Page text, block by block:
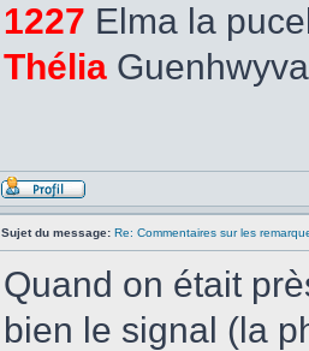
1227 Elma la
Thélia
Sujet du message: Re: Commentaires sur les
Quand on était
bien le signal (la